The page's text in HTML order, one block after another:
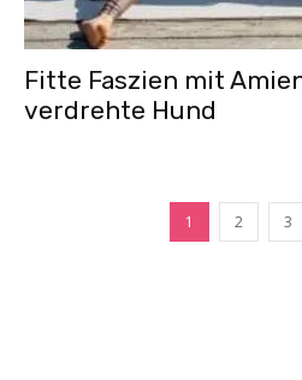
Fitte Faszien mit
verdrehte Hund
1 2 3